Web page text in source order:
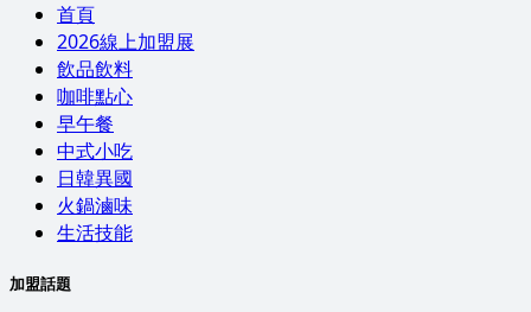
首頁
2026線上加盟展
飲品飲料
咖啡點心
早午餐
中式小吃
日韓異國
火鍋滷味
生活技能
加盟話題